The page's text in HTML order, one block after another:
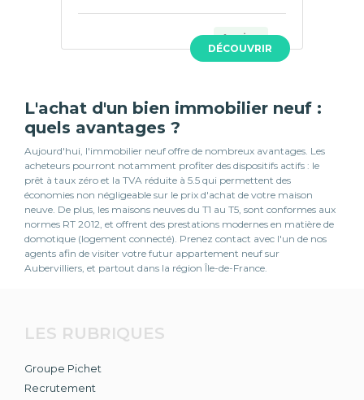
DÉCOUVRIR
Ancien
L'achat d'un bien immobilier neuf :
quels avantages ?
Aujourd'hui, l'immobilier neuf offre de nombreux avantages. Les
acheteurs pourront notamment profiter des dispositifs actifs : le
prêt à taux zéro et la TVA réduite à 5.5 qui permettent des
économies non négligeable sur le prix d'achat de votre maison
neuve. De plus, les maisons neuves du T1 au T5, sont conformes aux
normes RT 2012, et offrent des prestations modernes en matière de
domotique (logement connecté). Prenez contact avec l'un de nos
agents afin de visiter votre futur appartement neuf sur
Aubervilliers, et partout dans la région Île-de-France.
LES RUBRIQUES
Groupe Pichet
Recrutement